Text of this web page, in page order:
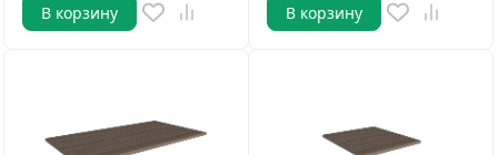
В корзину В корзину